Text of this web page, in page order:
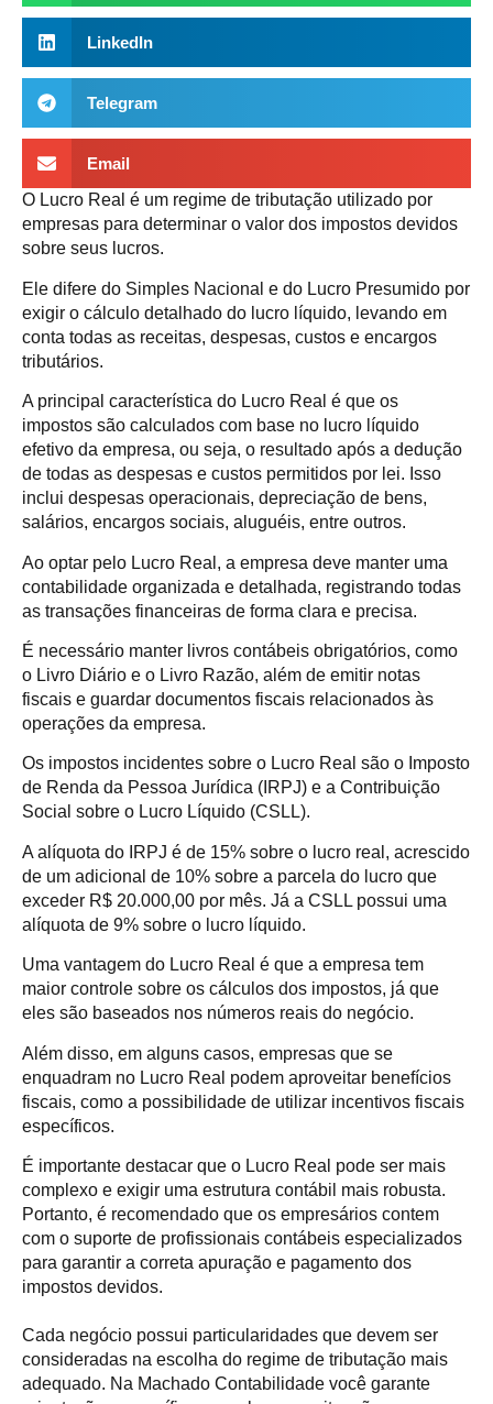
LinkedIn
Telegram
Email
O Lucro Real é um regime de tributação utilizado por
empresas para determinar o valor dos impostos devidos
sobre seus lucros.
Ele difere do Simples Nacional e do Lucro Presumido por
exigir o cálculo detalhado do lucro líquido, levando em
conta todas as receitas, despesas, custos e encargos
tributários.
A principal característica do Lucro Real é que os
impostos são calculados com base no lucro líquido
efetivo da empresa, ou seja, o resultado após a dedução
de todas as despesas e custos permitidos por lei. Isso
inclui despesas operacionais, depreciação de bens,
salários, encargos sociais, aluguéis, entre outros.
Ao optar pelo Lucro Real, a empresa deve manter uma
contabilidade organizada e detalhada, registrando todas
as transações financeiras de forma clara e precisa.
É necessário manter livros contábeis obrigatórios, como
o Livro Diário e o Livro Razão, além de emitir notas
fiscais e guardar documentos fiscais relacionados às
operações da empresa.
Os impostos incidentes sobre o Lucro Real são o Imposto
de Renda da Pessoa Jurídica (IRPJ) e a Contribuição
Social sobre o Lucro Líquido (CSLL).
A alíquota do IRPJ é de 15% sobre o lucro real, acrescido
de um adicional de 10% sobre a parcela do lucro que
exceder R$ 20.000,00 por mês. Já a CSLL possui uma
alíquota de 9% sobre o lucro líquido.
Uma vantagem do Lucro Real é que a empresa tem
maior controle sobre os cálculos dos impostos, já que
eles são baseados nos números reais do negócio.
Além disso, em alguns casos, empresas que se
enquadram no Lucro Real podem aproveitar benefícios
fiscais, como a possibilidade de utilizar incentivos fiscais
específicos.
É importante destacar que o Lucro Real pode ser mais
complexo e exigir uma estrutura contábil mais robusta.
Portanto, é recomendado que os empresários contem
com o suporte de profissionais contábeis especializados
para garantir a correta apuração e pagamento dos
impostos devidos.
Cada negócio possui particularidades que devem ser
consideradas na escolha do regime de tributação mais
adequado. Na Machado Contabilidade você garante